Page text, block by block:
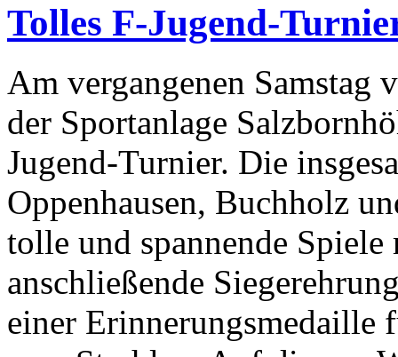
Tolles F-Jugend-
Am vergangenen Samstag
der Sportanlage
Jugend-Turnier. Die
Oppenhausen, Buchholz
tolle und spannende
anschließende
einer Erinnerungsmedaille